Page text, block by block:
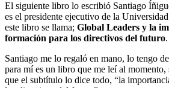
El siguiente libro lo escribió Santiago
es el presidente ejecutivo de la
este libro se llama; Global Leaders y la
formación para los directivos del futuro.
Santiago me lo regaló en mano, lo tengo
para mí es un libro que me leí al momento,
que el subtítulo lo dice todo, “la